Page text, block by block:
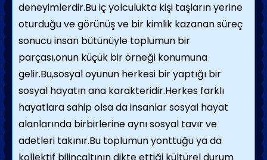
deneyimlerdir.Bu iç yolculukta kişi taşların yerine
oturduğu ve görünüş ve bir kimlik kazanan süreç
sonucu insan bütünüyle toplumun bir
parçası,onun küçük bir örneği konumuna
gelir.Bu,sosyal oyunun herkesi bir yaptığı bir
sosyal hayatın ana karakteridir.Herkes farklı
hayatlara sahip olsa da insanlar sosyal hayat
alanlarında birbirlerine aynı sosyal tavır ve
adetleri takınır.Bu toplumun yonttuğu ya da